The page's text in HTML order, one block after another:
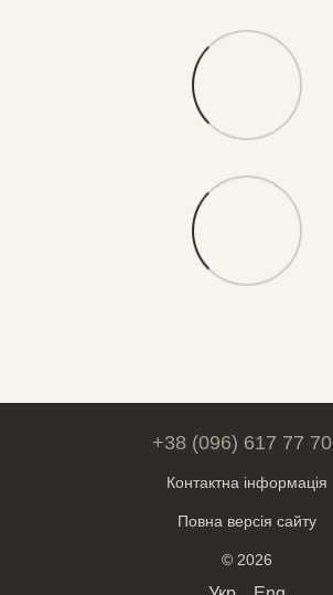
+38 (096) 617 77 70
Контактна інформація
Повна версія сайту
© 2026